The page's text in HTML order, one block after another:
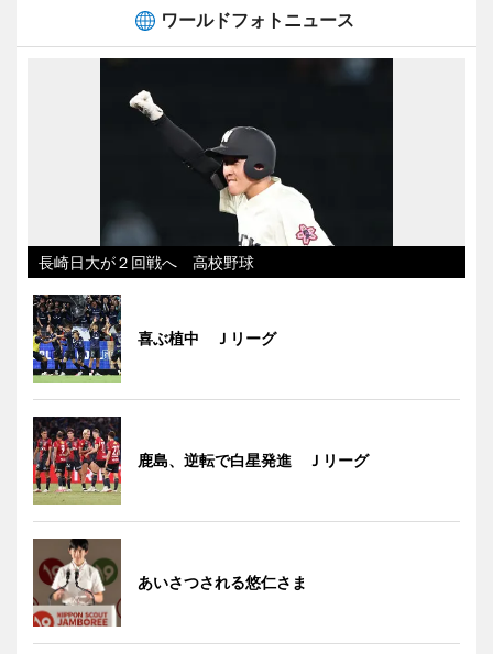
ワールドフォトニュース
長崎日大が２回戦へ 高校野球
喜ぶ植中 Ｊリーグ
鹿島、逆転で白星発進 Ｊリーグ
あいさつされる悠仁さま